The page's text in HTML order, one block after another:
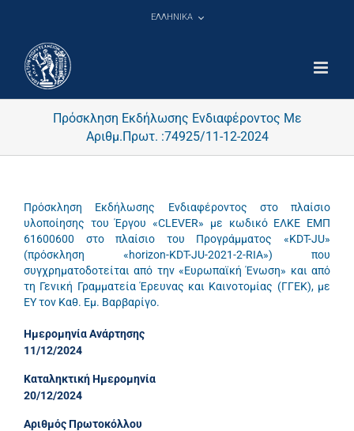
ΕΛΛΗΝΙΚΑ
Πρόσκληση Εκδήλωσης Ενδιαφέροντος Με
Αριθμ.Πρωτ. :74925/11-12-2024
Πρόσκληση Εκδήλωσης Ενδιαφέροντος στο πλαίσιο
υλοποίησης του Έργου «CLEVER» με κωδικό ΕΛΚΕ ΕΜΠ
61600600 στο πλαίσιο του Προγράμματος «KDT-JU»
(πρόσκληση «horizon-KDT-JU-2021-2-RIA») που
συγχρηματοδοτείται από την «Ευρωπαϊκή Ένωση» και από
τη Γενική Γραμματεία Έρευνας και Καινοτομίας (ΓΓΕΚ), με
ΕΥ τον Καθ. Εμ. Βαρβαρίγο.
Ημερομηνία Ανάρτησης
11/12/2024
Καταληκτική Ημερομηνία
20/12/2024
Αριθμός Πρωτοκόλλου